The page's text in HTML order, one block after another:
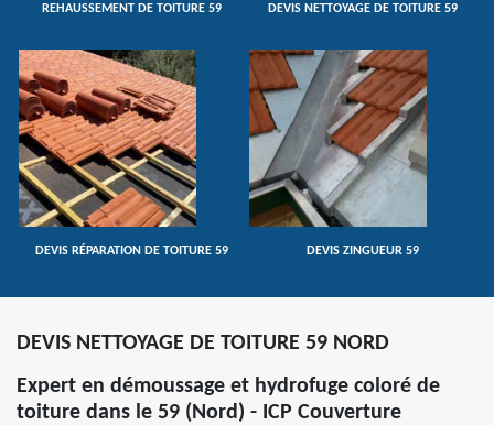
REHAUSSEMENT DE TOITURE 59 DEVIS NETTOYAGE DE TOITURE 59
DEVIS RÉPARATION DE TOITURE 59 DEVIS ZINGUEUR 59
DEVIS NETTOYAGE DE TOITURE 59 NORD
Expert en démoussage et hydrofuge coloré de
toiture dans le 59 (Nord) - ICP Couverture